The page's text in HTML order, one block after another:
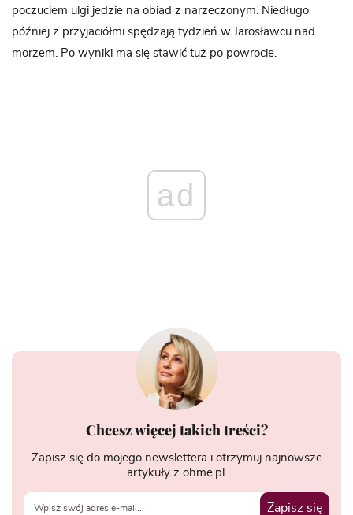
poczuciem ulgi jedzie na obiad z narzeczonym. Niedługo
później z przyjaciółmi spędzają tydzień w Jarosławcu nad
morzem. Po wyniki ma się stawić tuż po powrocie.
ad
Chcesz więcej takich treści?
Zapisz się do mojego newslettera i otrzymuj najnowsze
artykuły z ohme.pl.
Zapisz się